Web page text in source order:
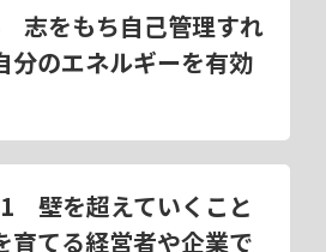
志をもち自己管理すれ
分のエネルギーを有効
壁を超えていくこと
育てる経営者や企業で